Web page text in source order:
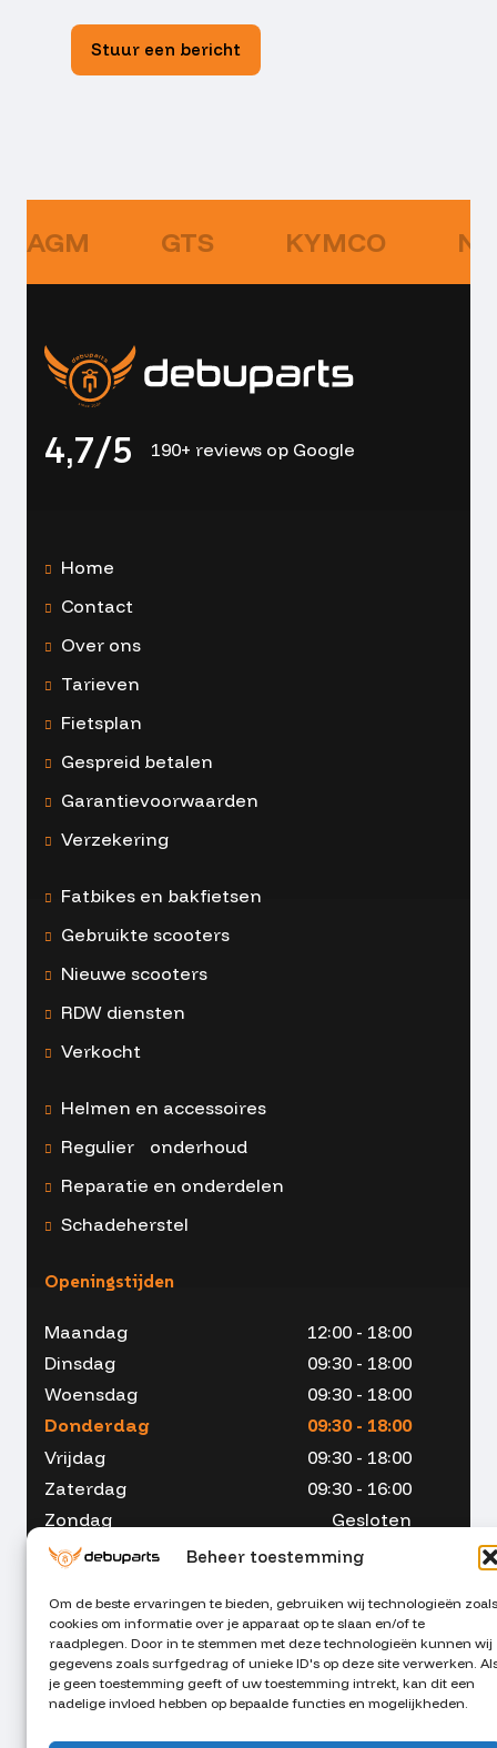
Beheer toestemming
Om de beste ervaringen te bieden, gebruiken wij technologieën zoals
cookies om informatie over je apparaat op te slaan en/of te
raadplegen. Door in te stemmen met deze technologieën kunnen wij
gegevens zoals surfgedrag of unieke ID's op deze site verwerken.
je geen toestemming geeft of uw toestemming intrekt, kan dit een
nadelige invloed hebben op bepaalde functies en mogelijkheden.
Stuur een bericht
AGM GTS KYMCO
4,7/5 190+ reviews op Google
Home
Contact
Over ons
Tarieven
Fietsplan
Gespreid betalen
Garantievoorwaarden
Verzekering
Fatbikes en bakfietsen
Gebruikte scooters
Nieuwe scooters
RDW diensten
Verkocht
Helmen en accessoires
Regulier onderhoud
Reparatie en onderdelen
Schadeherstel
Openingstijden
Maandag
12:00 - 18:00
Dinsdag
09:30 - 18:00
Woensdag
09:30 - 18:00
Donderdag
09:30 - 18:00
Vrijdag
09:30 - 18:00
Zaterdag
09:30 - 16:00
Zondag
Gesloten
053 - 234 00 90
info@debuparts.nl